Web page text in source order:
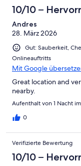
10/10 –
Andres
28. März 2026
Gut: Sauberkeit,
Onlineauftritts
Mit Google
Great location and
nearby.
Aufenthalt von 1 Nacht
0
Verifizierte Bewertung
10/10 –